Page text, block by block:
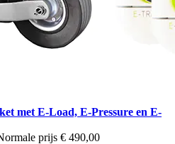
met E-Load, E-Pressure en E-
prijs € 490,00